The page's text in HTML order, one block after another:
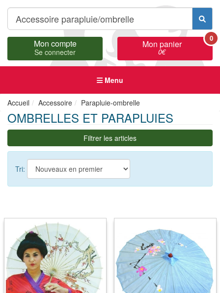
Mon compte
Se connecter
Mon panier
0€
0
Menu
Accueil Accessoire Parapluie-ombrelle
OMBRELLES ET PARAPLUIES
Filtrer les articles
Tri: